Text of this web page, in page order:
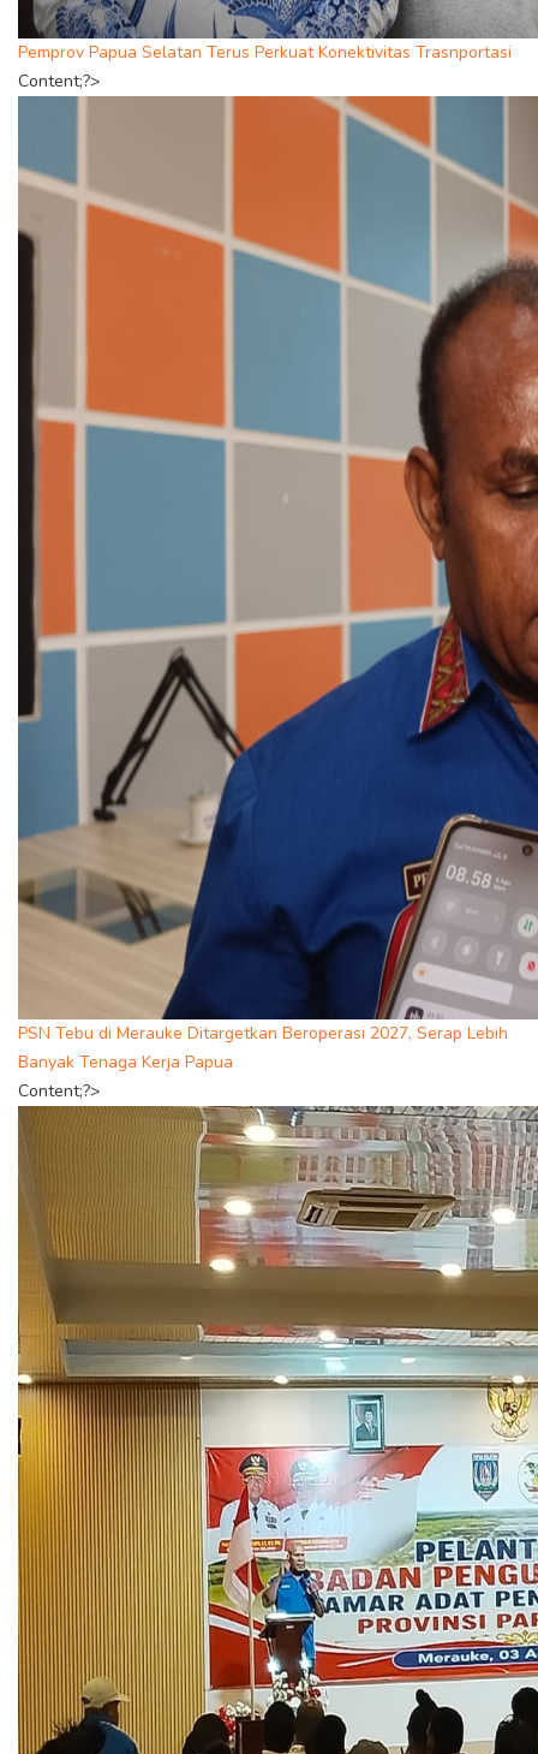
Pemprov Papua Selatan Terus Perkuat Konektivitas Trasnportasi
Content;?>
PSN Tebu di Merauke Ditargetkan Beroperasi 2027, Serap Lebih
Banyak Tenaga Kerja Papua
Content;?>